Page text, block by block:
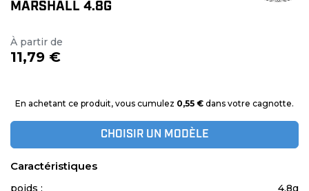
MARSHALL 4.8G
À partir de
11,79 €
En achetant ce produit, vous cumulez 0,55 € dans votre cagnotte.
CHOISIR UN MODÈLE
Caractéristiques